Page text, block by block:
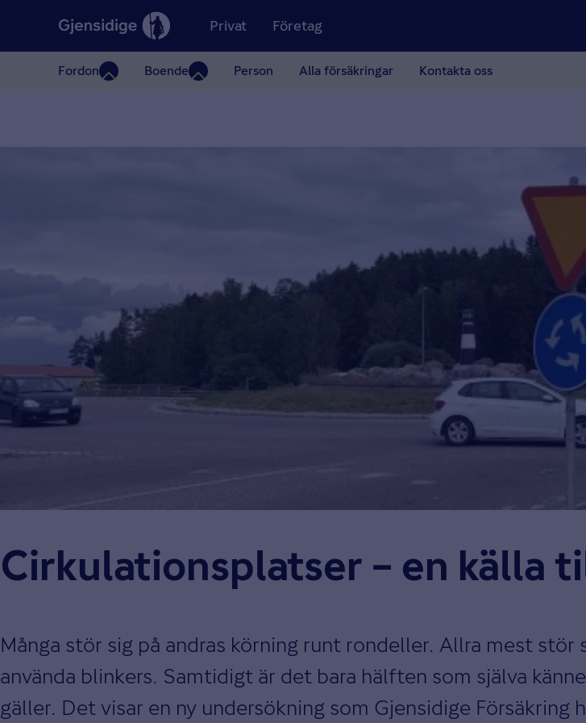
Privat
Fordon Boende Person Alla försäkringar Kontakta oss
Företag
Cirkulations­platser – en källa
Många stör sig på andras körning runt rondeller. Allra mest
använda blinkers. Samtidigt är det bara hälften som själva
gäller. Det visar en ny undersökning som Gjensidige